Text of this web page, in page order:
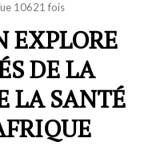
10621 fois
EXPLORE
DE LA
LA SANTÉ